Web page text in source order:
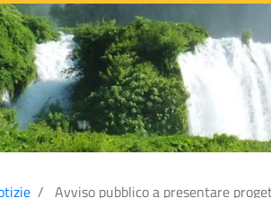
Avviso pubblico a presentare